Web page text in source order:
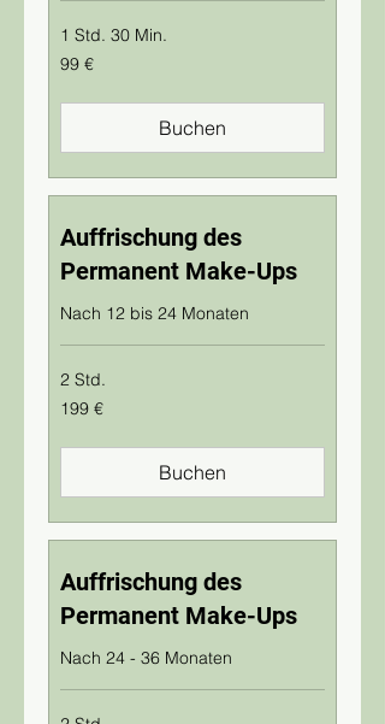
1 Std. 30 Min.
99
Euro
99 €
Buchen
Auffrischung des
Permanent Make-Ups
Nach 12 bis 24 Monaten
2 Std.
199
Euro
199 €
Buchen
Auffrischung des
Permanent Make-Ups
Nach 24 - 36 Monaten